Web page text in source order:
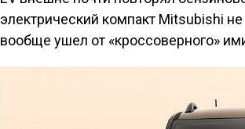
электрический компакт Mitsubishi
вообще ушел от «кроссоверного»